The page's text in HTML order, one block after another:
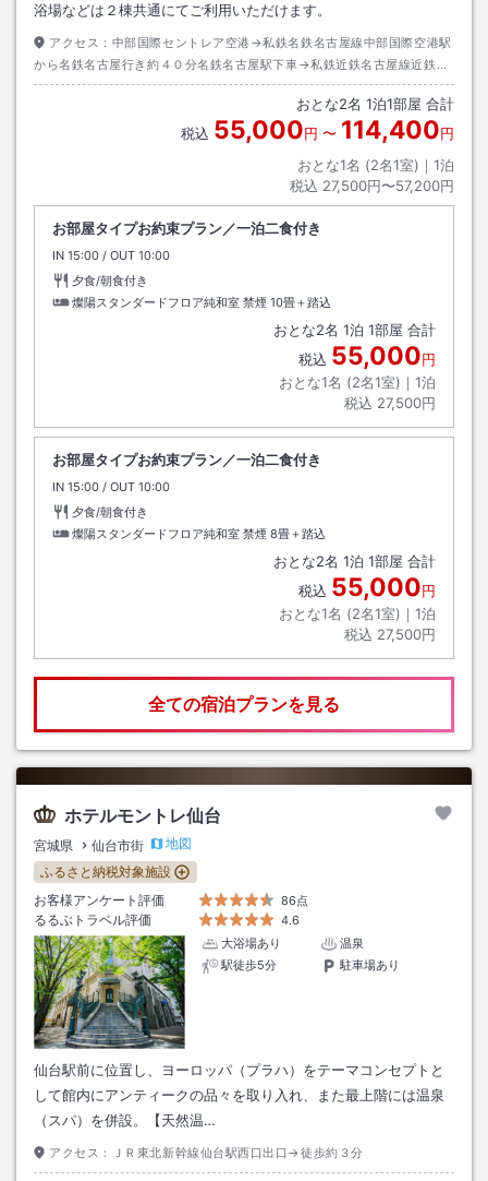
浴場などは２棟共通にてご利用いただけます。
アクセス： 中部国際セントレア空港→私鉄名鉄名古屋線中部国際空港駅
から名鉄名古屋行き約４０分名鉄名古屋駅下車→私鉄近鉄名古屋線近鉄名
古屋駅から賢島行き約１２０分賢島駅下車→徒歩約７分またはタクシー約
おとな2名 1泊1部屋 合計
税込 55,000円 〜 114,400円
おとな1名 (2名1室)｜ 1泊
税込 27,500円〜57,200円
お部屋タイプお約束プラン／一泊二食付き
IN チェックイン
15:00 / OUT チェックアウト
10:00
夕食/朝食付き
燦陽スタンダードフロア純和室 禁煙 10畳＋踏込
おとな2名 1泊 1部屋 合計
税込 55,000円
おとな1名 (2名1室)｜ 1泊
税込 27,500円
お部屋タイプお約束プラン／一泊二食付き
IN チェックイン
15:00 / OUT チェックアウト
10:00
夕食/朝食付き
燦陽スタンダードフロア純和室 禁煙 8畳＋踏込
おとな2名 1泊 1部屋 合計
税込 55,000円
おとな1名 (2名1室)｜ 1泊
税込 27,500円
全ての宿泊プランを見る
ホテルモントレ仙台
宮城県 仙台市街
地図
ふるさと納税対象施設
お客様アンケート評価
86点
るるぶトラベル評価
4.6
大浴場あり
温泉
駅徒歩5分
駐車場あり
仙台駅前に位置し、ヨーロッパ（プラハ）をテーマコンセプトと
して館内にアンティークの品々を取り入れ、また最上階には温泉
（スパ）を併設。【天然温…
アクセス： ＪＲ東北新幹線仙台駅西口出口→徒歩約３分